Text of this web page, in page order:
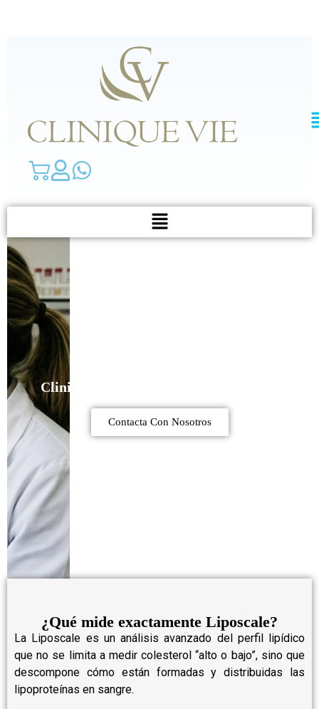
Clinique Vie – ¿Qué mide exactamente
Contacta Con Nosotros
¿Qué mide exactamente Liposcale?
La Liposcale es un análisis avanzado del perfil lipídico
que no se limita a medir colesterol “alto o bajo”, sino que
descompone cómo están formadas y distribuidas las
lipoproteínas en sangre.